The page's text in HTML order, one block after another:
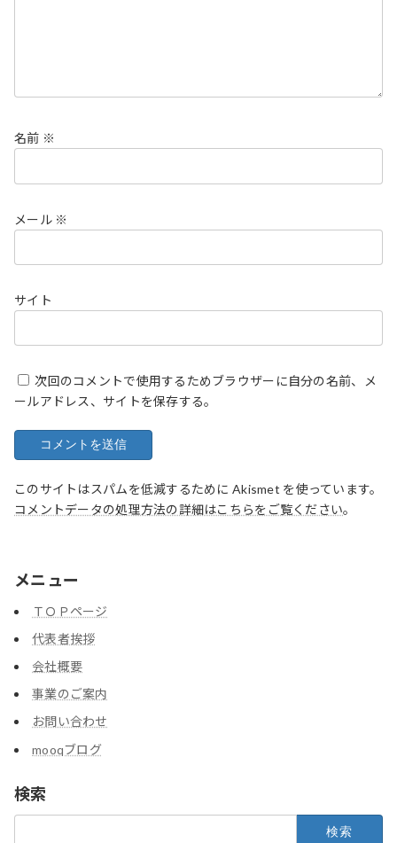
名前 ※
メール ※
サイト
次回のコメントで使用するためブラウザーに自分の名前、メ
ールアドレス、サイトを保存する。
このサイトはスパムを低減するために Akismet を使っています。
コメントデータの処理方法の詳細はこちらをご覧ください。
メニュー
ＴＯＰページ
代表者挨拶
会社概要
事業のご案内
お問い合わせ
mooqブログ
検索